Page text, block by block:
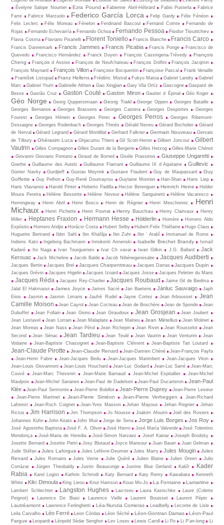
Évelyne Salope Nourtier
Ezra Pound Fabienne Abril-Hébrard Fabio Pusterla
Fabrice
Farre
Fabrice Marzuolo Federico García Lorca Felip Gardy
Félix Fénéon
Felix Leclerc
Félix Moreau Fénelon Ferdinand Bascoul Fernand Comte
Fernando de
Rojas
Fernando Echevarría Fernando Ochoa Fernando Pessoa Fiodor Tiouttchev
Flavia Cosma Flaviano Pisanelli Florent Toniello Francis Blanche Francis Carco
Francis Dannemark Francis Jammes Francis Picabia Francis Ponge
Francisco de
Quevedo
Francisco Hernández Franck Doyen François Cassingena-Trévedy
François
Cheng
François d Assise François de Neufchateau François Dolfini
François Jacqmin
François Maynard
François Villon Françoise Bocquentin Françoise Pascal
Frank Venaille
František Listopad
Franz Hellens Frédéric Mistral Fukyo Matoa Gabriel Landry
Gabriel
Marc
Gabriel Yturri Gabrielle Althen Gao Xingjian Gary Vila Ortíz Gascogne
Gaspard de
Besse
Gastão Cruz Gaston Couté Gaston Miron Gautier d Épinal Géo Koger
Géo Norge Georg Quppersimaan Georg Trakl George Oppen
Georges Bataille
Georges Bernanos
Georges Brassens Georges Castera Georges Desportes
Georges
Fourest
Georges Hénein Georges Perec Georges Perros
Georges Ribemont-
Dessaigne
Georges Rodenbach Georges Thinès Gérald Neveu Gérard Bocholier
Gérard
de Nerval
Gérard Legrand Gérard Mordillat Gerhard Falkner Germain Nouveau
Gervais
de Tilbury
Ghérasim Luca Ghjacumu Thiers Gil Scott-Heron Gilbert Joncour
Gilbert
Vautrin
Gilles Compagnon Gilles Durant de la Bergerie Gilles Hetzog
Gilles-Marie Chénot
Giovanni Gioviano Pontano
Giraud de Borneil Gisèle Prassinos Giuseppe Ungaretti
Goethe Guillaume des Autelz Guillaume Flamant Guillaume IX d Aquitaine Guillevic
Günter Navky Gurdjieff Gustav Meyrink Gustave Flaubert Guy de Maupassant
Guy
Goffette
Guy Pelhon Guy-René Dou­may­rou Guylaine Monnier Han-Shan
Hans Liep
Haris Vlavianos
Harold Pinter Heberto Padilla Hector Berenguer Heinrich Heine
Helder
Moura Pereira
Hélène Bessette Hélène Neveur Hélène Sanguinetti
Hélène Vacaresco
Hemingway
Henri Abril Henri Bosco Henri de Régnier Henri Meschonnic
Henri
Michaux
Henri Pichette Henri Pourrat Henry Bauchau Henry Clairvaux
Henry
Miller
Heptanes Fraxion Hermann Hesse Hölderlin Homère
Homero Aldo
Expósito
Homero Aridjis Horácio Costa Hubert Selby Hubert-Felix Thiéfaine
Hugo Claus
Huguette Bertrand
Ibbn Sahl Ibn Khafâja Ibn Zuhr Ibn ‘ Arabî
Immanuel de Rome
Indiens Kato
Ingeborg Bachmann Innokenti Annenski Isabelle Brechet Brandy
Ismaïl
Kadaré
Ito Naga Ivan Tourgueniev Ivar Ch vavar Iwan Gilkin J.G. Ballard
Jack
Kerouac
Jack Micheline Jacob Balde Jacob Nibénegenesabe Jacques Audiberti
Jacques Bertin Jacques Brel Jacques Charpentreau Jacques Darras Jacques Dupin
Jacques Grévin Jacques Higelin Jacques Izoard Jacques Josse Jacques Peletier du Mans
Jacques Réda Jacques Rey-Charlier Jacques Roubaud
Jaime Gil de Biedma
Jalal El Hakmaoui
James Joyce James Sacré Jan Baetens Jànluc Sauvaigo
Japh
Eiios
Jasmin Jasmin Limans Jaufré Rudel Jayne Cortez Jean Arbousset
Jean
Camille Moison
Jean Cayrol Jean Cocteau Jean de Boschère Jean de Sponde
Jean
Dubuffet
Jean Follain Jean Giono Jean Giraudoux Jean Grosjean
Jean Joubert
Jean Lestavel
Jean Lorrain Jean Malaplate Jean Malrieu Jean Métellus
Jean Molinet
Jean Moreas
Jean Nass Jean Pérol Jean Richepin Jean Rivet Jean Rousselot
Jean
Second
Jean Sénac Jean Tardieu Jean Teulé Jean Vautrin Jean Venturini
Jean
Vodaine
Jean-Baptiste Chassignet Jean-Baptiste Clément Jean-Baptiste Tati Loutard
Jean-Claude Pirotte Jean-Claude Renard Jean-Damien Chéné
Jean-François Payfa
Jean-Henri Fabre
Jean-Jacques Bedu Jean-Jacques Marimbert
Jean-Jacques Viton
Jean-Louis Giovannoni
Jean-Louis Houchard Jean-Luc Godard Jean-Luc Sarré
Jean-Marc
Couvé
Jean-Marc Thevenin Jean-Marie Barnaud Jean-Michel Espitallier
Jean-Michel
Maulpoix
Jean-Michel Sananes Jean-Paul de Dadelsen Jean-Paul Ducarteron
Jean-Paul
Klée
Jean-Paul Sermonte Jean-Pierre Bobillot Jean-Pierre Duprey
Jean-Pierre Lesieur
Jean-Pierre Martinet
Jean-Pierre Siméon Jean-Pierre Verheggen
Jean-Richard
Laforest
Jean-Roch Coignet Jean-Yves Masson Jehan Mayoux Jehan Regnier
Jehan
Rictus
Jim Harrison Jim Thompson Jo Nousse Joakim Afoutni
Joël des Rosiers
Johannes Kühn
John Keats John Muir Jorge de Sena Jorge Luis Borges Jos Roy
José Agostinho Baptista José F. A. Oliver José Hierro José María Valverde
José Tolentino
Mendonça
José-Maria de Heredia José-Simon Narvaez Josef Kainar
Joseph Brodsky
Josette Bernard
Josette Pietri Josy Blutaud Joyce Mansour Juan Bauer
Juan Gelman
Jude Stéfan
Jules Laforgue Jules Lefèvre-Deumier Jules Marry Jules Mougin
Jules
Renard
Jules Romains Jules Verne Julie Quéré Julien Blaine Julien Green
Julio
Cortázar
Jürgen Theobaldy Justin Beausonge Justine Blue Gerland Kabîr
Kader
Rabia
Karel Logist Kathrin Schmidt Katy Bernard Katy Remy Kawabata
Kenneth
White
Kiki Dimoula King Lieou Knut Hamsun Kouo Mo-Jo La Fontaine Lamartine
Lambert Schlechter Langston Hughes Lao-tseu Laura Kasischke
Laure (Colette
Peignot)
Laurence De Biasi Laurence Vielle Laurent Bouisset Laurent Pépin
Lautréamont Lawrence Ferlinghetti Léa-Nunzia Corrieras Leadbelly
Leconte de Lisle
Leila Carvalho
Léo Ferré Leon Còrdas Léon Séché Léon-Gontran Damas
Léon-Paul
Fargue
Leopardi Léopold Sédar Senghor Lev Losev Lewis Caroll Li Po Li P’an-long
Li